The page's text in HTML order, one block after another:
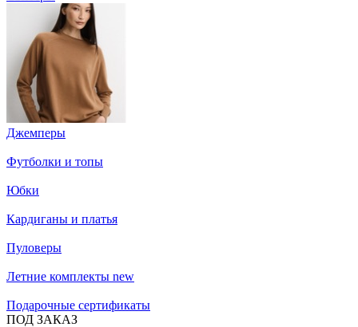
Джемперы
Футболки и топы
Юбки
Кардиганы и платья
Пуловеры
Летние комплекты new
Подарочные сертификаты
ПОД ЗАКАЗ